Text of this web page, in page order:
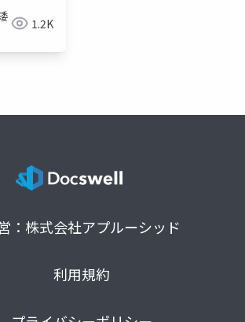
1.2K
：株式会社アプルーシッド
利用規約